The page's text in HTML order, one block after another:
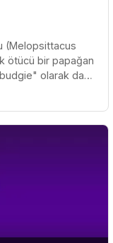
(Melopsittacus
ötücü bir papağan
olarak da